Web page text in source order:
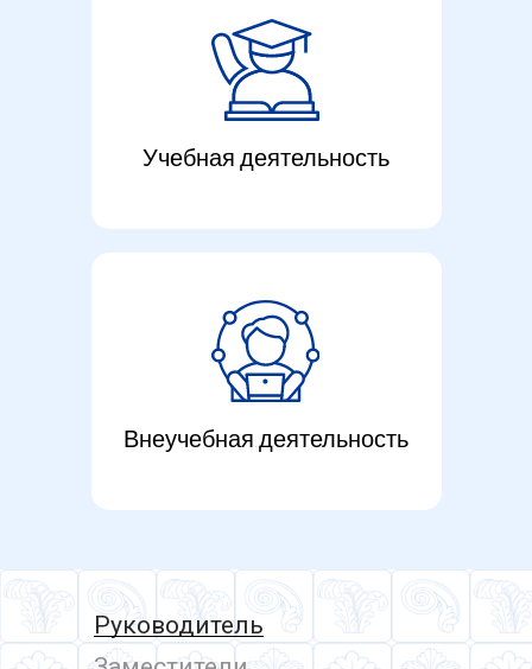
Учебная деятельность
Внеучебная деятельность
Руководитель